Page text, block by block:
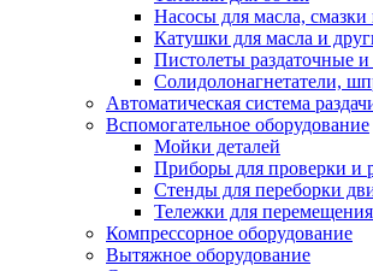
Насосы для масла,
Катушки для масла и
Пистолеты раздаточные и
Солидолонагнетатели,
Автоматическая система
Вспомогательное оборудование
Мойки деталей
Приборы для проверки и
Стенды для переборки
Тележки для
Компрессорное оборудование
Вытяжное оборудование